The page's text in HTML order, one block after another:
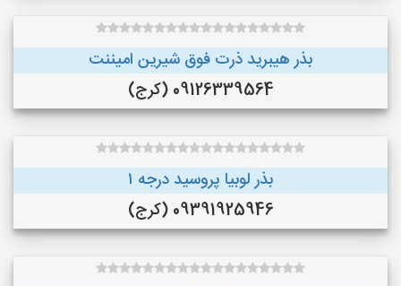
بذر هیبرید ذرت فوق شیرین امیننت
09126339564 (کرج)
بذر لوبیا پروسید درجه ۱
09391925946 (کرج)